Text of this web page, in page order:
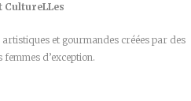
CultureLLes
et gourmandes créées par des
femmes d’exception.